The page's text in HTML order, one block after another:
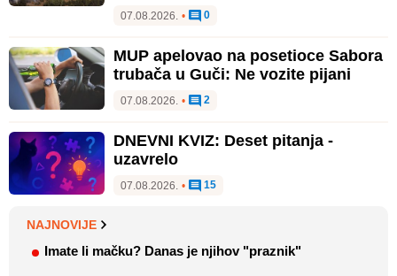
07.08.2026. • 0
MUP apelovao na posetioce Sabora
trubača u Guči: Ne vozite pijani
07.08.2026. • 2
DNEVNI KVIZ: Deset pitanja -
uzavrelo
07.08.2026. • 15
NAJNOVIJE
Imate li mačku? Danas je njihov "praznik"